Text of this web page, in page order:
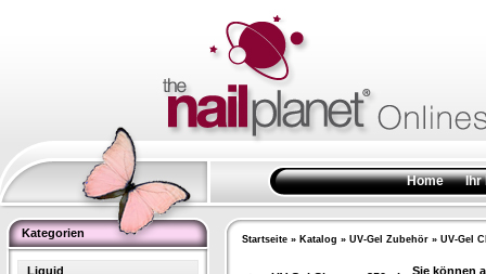
Home Ihr
Kategorien
Liquid
Startseite » Katalog » UV-Gel Zubehör » UV-Gel
Sie können